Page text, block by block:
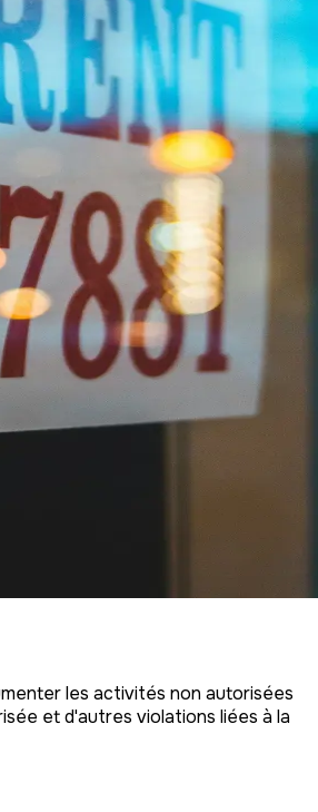
les activités non autorisées
et d'autres violations liées à la